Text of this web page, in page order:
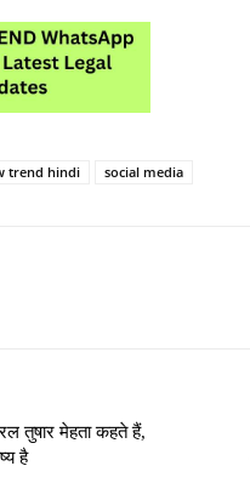
trend hindi social media
तुषार मेहता कहते हैं,
है